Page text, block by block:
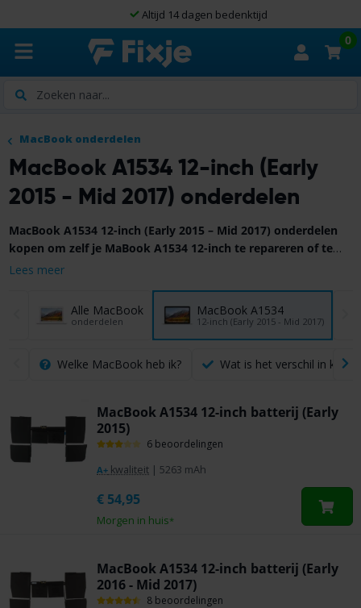
Altijd 14 dagen bedenktijd
Zoeken
0
MacBook onderdelen
MacBook A1534 12-inch (Early
2015 - Mid 2017) onderdelen
MacBook A1534 12-inch (Early 2015 – Mid 2017) onderdelen
kopen om zelf je MaBook A1534 12-inch te repareren of te
upgraden?
Bekijk hieronder ons MacBook A1534 12-inch (Early 2015 –
Mid 2017) onderdelen assortiment!
Lees meer
Alle MacBook
onderdelen
MacBook A1534
12-inch (Early 2015 - Mid 2017)
Welke MacBook heb ik? Wat is het verschil in
MacBook A1534 12-inch batterij (Early
2015)
6 beoordelingen
A+ kwaliteit | 5263 mAh
Morgen in huis*
€ 54,95
MacBook A1534 12-inch batterij (Early
2016 - Mid 2017)
8 beoordelingen